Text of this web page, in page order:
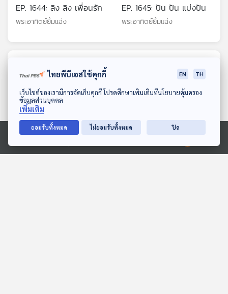
ดาวน์โหลด Thai PBS Podcast Application
Ⓒ 2020 องค์การกระจายเสียงและแพร่ภาพสาธารณะแห่งประเทศไทย
EP. 1644: ลิง ลิง เพื่อนรัก
พระอาทิตย์ยิ้มแฉ่ง
EP. 1645: ปัน ปัน แบ่งปัน
พระอาทิตย์ยิ้มแฉ่ง
ไทยพีบีเอสใช้คุกกี้ EN TH
เว็บไซต์ของเรามีการจัดเก็บคุกกี้ โปรดศึกษาเพิ่มเติมที่นโยบายคุ้มครอง
ข้อมูลส่วนบุคคล
เพิ่มเติม
ยอมรับทั้งหมด ไม่ยอมรับทั้งหมด ปิด